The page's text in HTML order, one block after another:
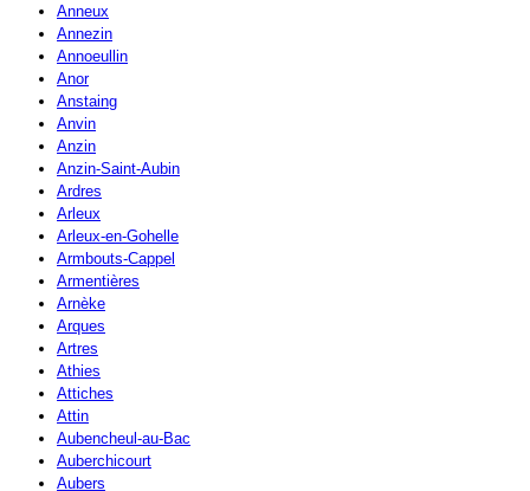
Anneux
Annezin
Annoeullin
Anor
Anstaing
Anvin
Anzin
Anzin-Saint-Aubin
Ardres
Arleux
Arleux-en-Gohelle
Armbouts-Cappel
Armentières
Arnèke
Arques
Artres
Athies
Attiches
Attin
Aubencheul-au-Bac
Auberchicourt
Aubers